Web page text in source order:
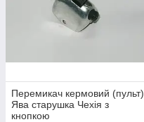
Перемикач кермовий (пульт)
Ява старушка Чехія з
кнопкою